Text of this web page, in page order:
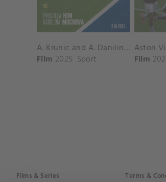
A. Krunic and A. Danilina vs. P. Hon and K. Muchova Match Highlights - BEIJING_Capital Group Diamond ( October 02, 2025)
Film 2025 Sport
Film
Films & Series Terms &